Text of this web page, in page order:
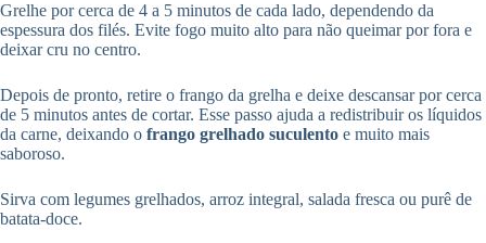
Grelhe por cerca de 4 a 5 minutos de cada lado, dependendo da
espessura dos filés. Evite fogo muito alto para não queimar por fora e
deixar cru no centro.
Depois de pronto, retire o frango da grelha e deixe descansar por cerca
de 5 minutos antes de cortar. Esse passo ajuda a redistribuir os líquidos
da carne, deixando o frango grelhado suculento e muito mais
saboroso.
Sirva com legumes grelhados, arroz integral, salada fresca ou purê de
batata-doce.